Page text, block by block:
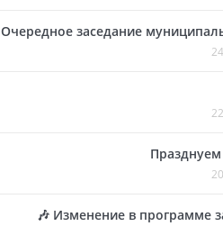
Очередное заседание
Празднуем
🎶 Изменение в программе